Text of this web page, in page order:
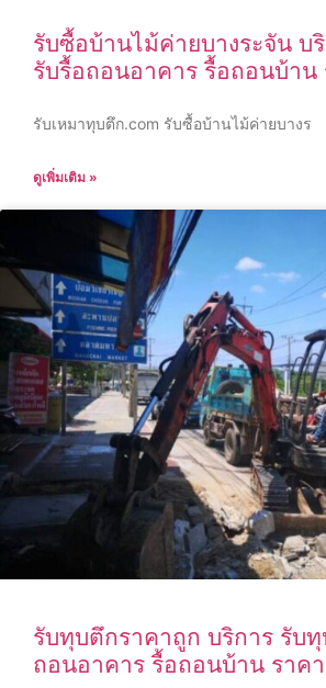
รับซื้อบ้านไม้ค่ายบางระจัน บ
รับรื้อถอนอาคาร รื้อถอนบ้าน
รับเหมาทุบตึก.com รับซื้อบ้านไม้ค่ายบางร
ดูเพิ่มเติม »
รับทุบตึกราคาถูก บริการ รับ
ถอนอาคาร รื้อถอนบ้าน ราค